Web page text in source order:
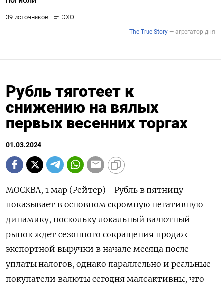
Рубль тяготеет к
снижению на вялых
первых весенних торгах
01.03.2024
МОСКВА, 1 мар (Рейтер) - Рубль в пятницу
показывает в основном скромную негативную
динамику, поскольку локальный валютный
рынок ждет сезонного сокращения продаж
экспортной выручки в начале месяца после
уплаты налогов, однако параллельно и реальные
покупатели валюты сегодня малоактивны, что